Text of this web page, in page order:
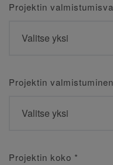
Projektin
Projektin valmistuminen
Projektin koko *